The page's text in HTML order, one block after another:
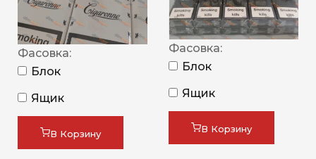
Фасовка:
Блок
Ящик
В Корзину
Фасовка:
Блок
Ящик
В Корзину